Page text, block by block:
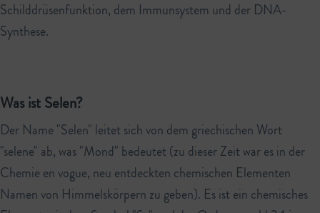
Schilddrüsenfunktion, dem Immunsystem und der DNA-
Synthese.
Was ist Selen?
Der Name "Selen" leitet sich von dem griechischen Wort
"selene" ab, was "Mond" bedeutet (zu dieser Zeit war es in der
Chemie en vogue, neu entdeckten chemischen Elementen
Namen von Himmelskörpern zu geben). Es ist ein chemisches